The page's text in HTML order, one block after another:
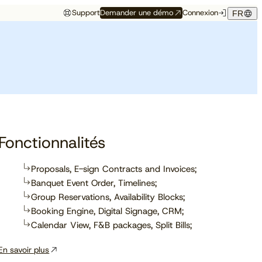
SupportDemander une démo Connexion FR
conférences, salons et
Proposals, E-sign Contracts and Invoices;
Banquet Event Order, Timelines;
Group Reservations, Availability Blocks;
Booking Engine, Digital Signage, CRM;
Calendar View, F&B packages, Split Bills;
savoir plus